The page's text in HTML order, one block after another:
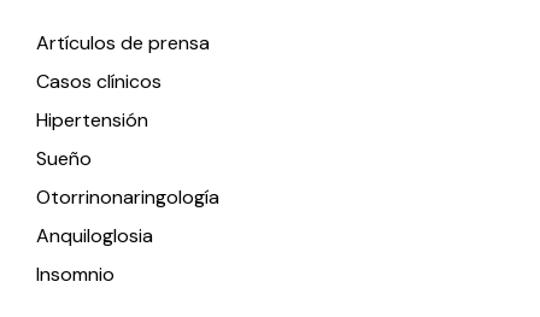
Artículos de prensa
Casos clínicos
Hipertensión
Sueño
Otorrinonaringología
Anquiloglosia
Insomnio